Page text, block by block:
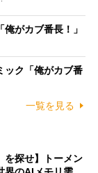
がカブ番長！」
ク「俺がカブ番
一覧を見る
を探せ】トーメン